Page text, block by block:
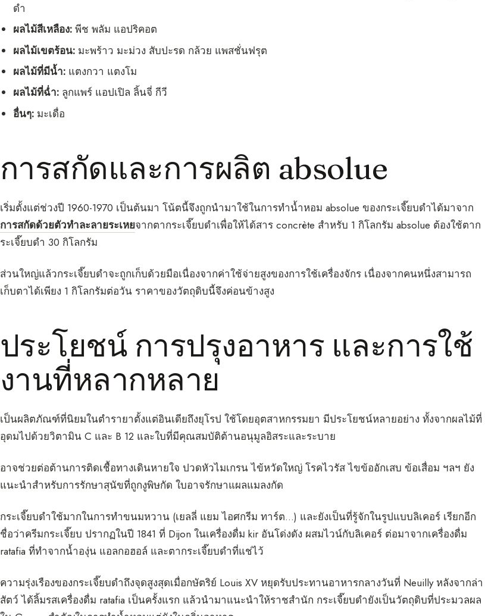
ดำ
ผลไม้สีเหลือง: พีช พลัม แอปริคอต
ผลไม้เขตร้อน: มะพร้าว มะม่วง สับปะรด กล้วย แพสชั่นฟรุต
ผลไม้ที่มีน้ำ: แตงกวา แตงโม
ผลไม้ที่ฉ่ำ: ลูกแพร์ แอปเปิล ลิ้นจี่ กีวี
อื่นๆ: มะเดื่อ
การสกัดและการผลิต absolue
เริ่มตั้งแต่ช่วงปี 1960-1970 เป็นต้นมา โน้ตนี้จึงถูกนำมาใช้ในการทำน้ำหอม absolue ของกระเจี๊ยบดำได้มาจาก
การสกัดด้วยตัวทำละลายระเหยจากตากระเจี๊ยบดำเพื่อให้ได้สาร concrète สำหรับ 1 กิโลกรัม absolue ต้องใช้ตาก
ระเจี๊ยบดำ 30 กิโลกรัม
ส่วนใหญ่แล้วกระเจี๊ยบดำจะถูกเก็บด้วยมือเนื่องจากค่าใช้จ่ายสูงของการใช้เครื่องจักร เนื่องจากคนหนึ่งสามารถ
เก็บตาได้เพียง 1 กิโลกรัมต่อวัน ราคาของวัตถุดิบนี้จึงค่อนข้างสูง
ประโยชน์ การปรุงอาหาร และการใช้
งานที่หลากหลาย
เป็นผลิตภัณฑ์ที่นิยมในตำรายาตั้งแต่อินเดียถึงยุโรป ใช้โดยอุตสาหกรรมยา มีประโยชน์หลายอย่าง ทั้งจากผลไม้ที่
อุดมไปด้วยวิตามิน C และ B 12 และใบที่มีคุณสมบัติต้านอนุมูลอิสระและระบาย
อาจช่วยต่อต้านการติดเชื้อทางเดินหายใจ ปวดหัวไมเกรน ไข้หวัดใหญ่ โรคไวรัส ไขข้ออักเสบ ข้อเสื่อม ฯลฯ ยัง
แนะนำสำหรับการรักษาสุนัขที่ถูกงูพิษกัด ใบอาจรักษาแผลแมลงกัด
กระเจี๊ยบดำใช้มากในการทำขนมหวาน (เยลลี่ แยม ไอศกรีม ทาร์ต…) และยังเป็นที่รู้จักในรูปแบบลิเคอร์ เรียกอีก
ชื่อว่าครีมกระเจี๊ยบ ปรากฏในปี 1841 ที่ Dijon ในเครื่องดื่ม kir อันโด่งดัง ผสมไวน์กับลิเคอร์ ต่อมาจากเครื่องดื่ม
ratafia ที่ทำจากน้ำองุ่น แอลกอฮอล์ และตากระเจี๊ยบดำที่แช่ไว้
ความรุ่งเรืองของกระเจี๊ยบดำถึงจุดสูงสุดเมื่อกษัตริย์ Louis XV หยุดรับประทานอาหารกลางวันที่ Neuilly หลังจากล่า
สัตว์ ได้ลิ้มรสเครื่องดื่ม ratafia เป็นครั้งแรก แล้วนำมาแนะนำให้ราชสำนัก กระเจี๊ยบดำยังเป็นวัตถุดิบที่ประมวลผล